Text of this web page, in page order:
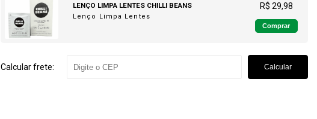
LENÇO LIMPA LENTES CHILLI BEANS
Lenço Limpa Lentes
R$ 29,98
Comprar
Calcular frete: Calcular